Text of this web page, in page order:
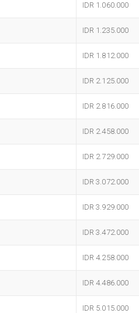
IDR 1.060.000
IDR 1.235.000
IDR 1.812.000
IDR 2.125.000
IDR 2.816.000
IDR 2.458.000
IDR 2.729.000
IDR 3.072.000
IDR 3.929.000
IDR 3.472.000
IDR 4.258.000
IDR 4.486.000
IDR 5.015.000